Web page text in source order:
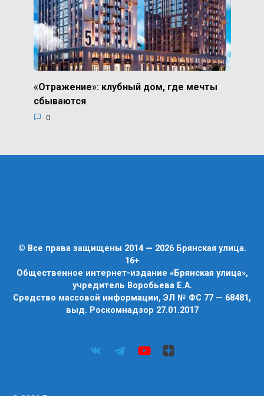
«Отражение»: клубный дом, где мечты
сбываются
0
© Все права защищены 2014 — 2026 Брянская улица.
16+
Общественное интернет-издание «Брянская улица»,
учредитель Воробьева Е.А.
Средство массовой информации, ЭЛ № ФС 77 — 68481,
выд. Роскомнадзор 27.01.2017